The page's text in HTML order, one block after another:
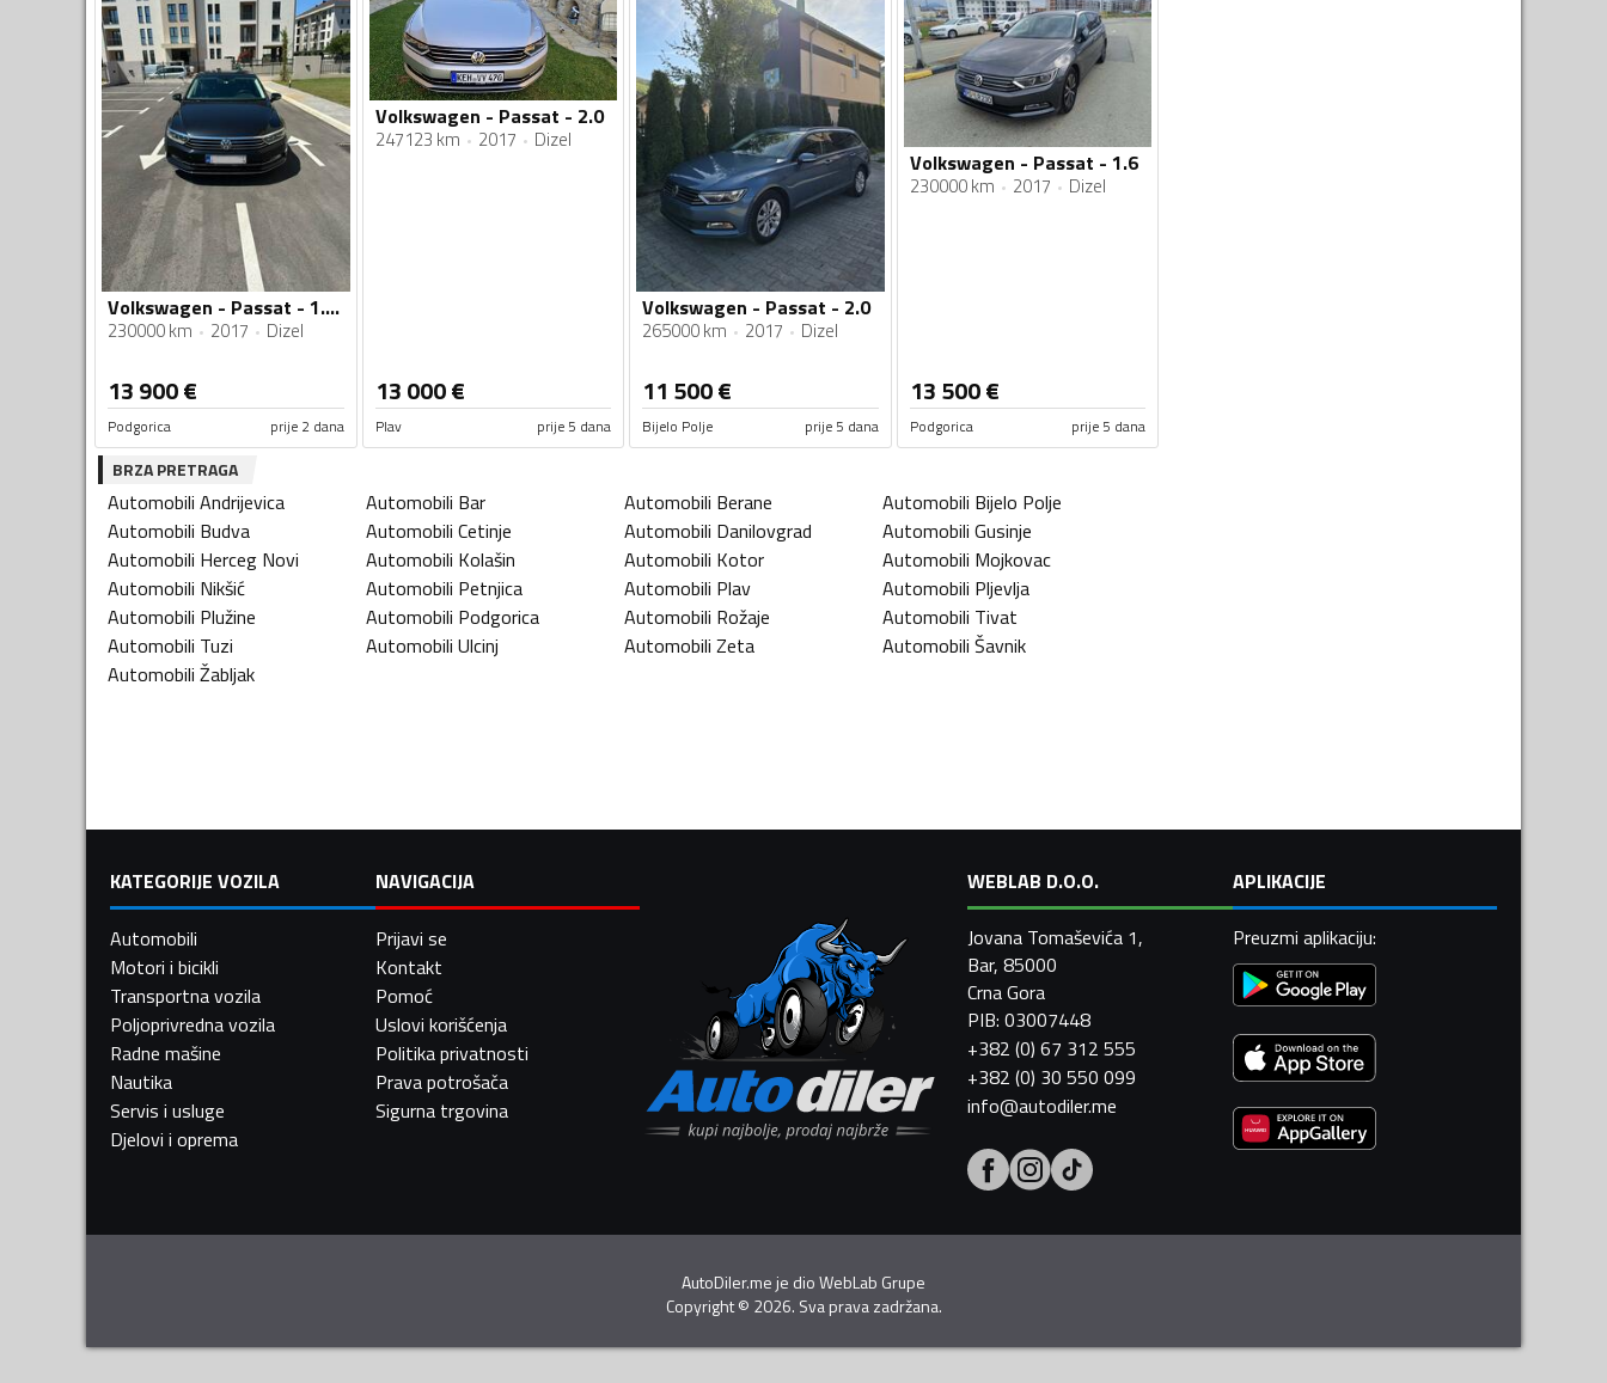
Volkswagen - Passat - 1.6 TDI
230000 km 2017 Dizel
13 900€
Podgorica prije 2 dana
Volkswagen - Passat - 2.0
247123 km 2017 Dizel
13 000€
Plav prije 5 dana
Volkswagen - Passat - 2.0
265000 km 2017 Dizel
11 500€
Bijelo Polje prije 5 dana
Volkswagen - Passat - 1.6
230000 km 2017 Dizel
13 500€
Podgorica prije 5 dana
BRZA PRETRAGA
Automobili Andrijevica Automobili Bar Automobili Berane Automobili Bijelo Polje
Automobili Budva Automobili Cetinje Automobili Danilovgrad Automobili Gusinje
Automobili Herceg Novi Automobili Kolašin Automobili Kotor Automobili Mojkovac
Automobili Nikšić Automobili Petnjica Automobili Plav Automobili Pljevlja
Automobili Plužine Automobili Podgorica Automobili Rožaje Automobili Tivat
Automobili Tuzi Automobili Ulcinj Automobili Zeta Automobili Šavnik
Automobili Žabljak
KATEGORIJE VOZILA
Automobili
Motori i bicikli
Transportna vozila
Poljoprivredna vozila
Radne mašine
Nautika
Servis i usluge
Djelovi i oprema
NAVIGACIJA
Prijavi se
Kontakt
Pomoć
Uslovi korišćenja
Politika privatnosti
Prava potrošača
Sigurna trgovina
WEBLAB D.O.O.
Jovana Tomaševića 1,
Bar, 85000
Crna Gora
PIB: 03007448
+382 (0) 67 312 555
+382 (0) 30 550 099
info@autodiler.me
APLIKACIJE
Preuzmi aplikaciju:
AutoDiler.me je dioWebLab Grupe
Copyright© 2026. Sva prava zadržana.